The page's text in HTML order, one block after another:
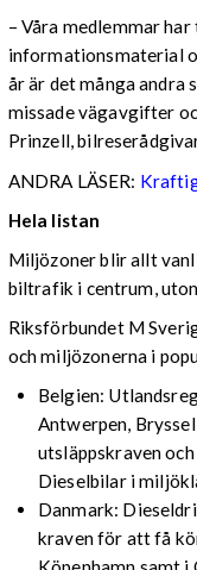
– Våra medlemmar
informationsmaterial
år är det många
missade vägavgifter
Prinzell,
ANDRA LÄSER:
Hela listan
Miljözoner blir allt
biltrafik i centrum,
Riksförbundet M
och miljözonerna i
Belgien:
Antwerpen,
utsläppskraven
Dieselbilar i
Danmark:
kraven för att få